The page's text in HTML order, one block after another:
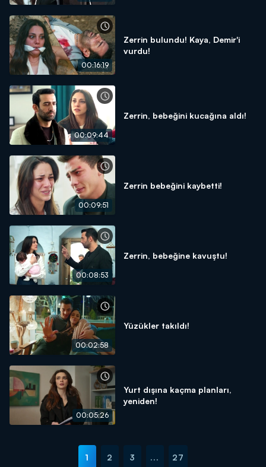
00:16:19
Zerrin bulundu! Kaya, Demir'i
vurdu!
00:09:44
Zerrin, bebeğini kucağına aldı!
00:09:51
Zerrin bebeğini kaybetti!
00:08:53
Zerrin, bebeğine kavuştu!
00:02:58
Yüzükler takıldı!
00:05:26
Yurt dışına kaçma planları,
yeniden!
1 2 3 ... 27